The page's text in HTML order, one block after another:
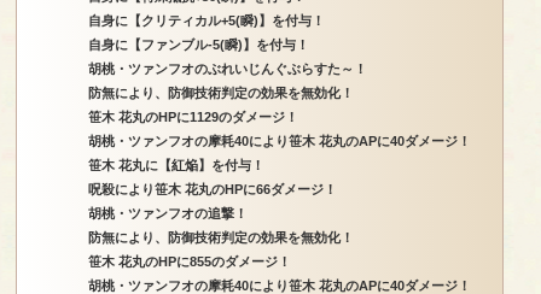
自身に【クリティカル+5(瞬)】を付与！
自身に【ファンブル-5(瞬)】を付与！
胡桃・ツァンフオのぶれいじんぐぶらすた～！
防無により、防御技術判定の効果を無効化！
笹木 花丸のHPに1129のダメージ！
胡桃・ツァンフオの摩耗40により笹木 花丸のAPに40ダメージ！
笹木 花丸に【紅焔】を付与！
呪殺により笹木 花丸のHPに66ダメージ！
胡桃・ツァンフオの追撃！
防無により、防御技術判定の効果を無効化！
笹木 花丸のHPに855のダメージ！
胡桃・ツァンフオの摩耗40により笹木 花丸のAPに40ダメージ！